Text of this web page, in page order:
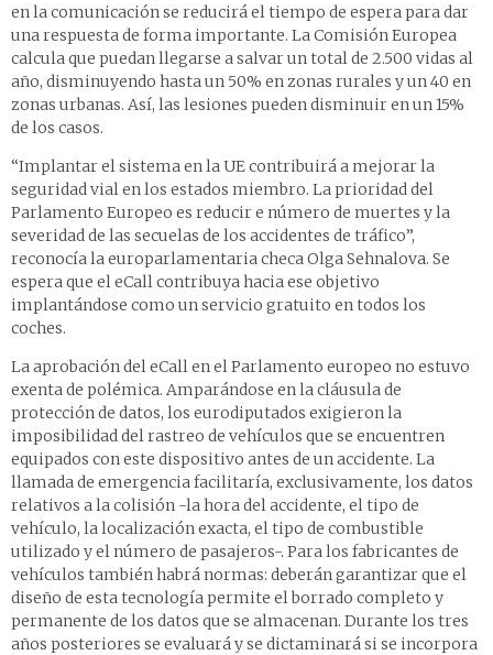
en la comunicación se reducirá el tiempo de espera para dar
una respuesta de forma importante. La Comisión Europea
calcula que puedan llegarse a salvar un total de 2.500 vidas al
año, disminuyendo hasta un 50% en zonas rurales y un 40 en
zonas urbanas. Así, las lesiones pueden disminuir en un 15%
de los casos.
“Implantar el sistema en la UE contribuirá a mejorar la
seguridad vial en los estados miembro. La prioridad del
Parlamento Europeo es reducir e número de muertes y la
severidad de las secuelas de los accidentes de tráfico”,
reconocía la europarlamentaria checa Olga Sehnalova. Se
espera que el eCall contribuya hacia ese objetivo
implantándose como un servicio gratuito en todos los
coches.
La aprobación del eCall en el Parlamento europeo no estuvo
exenta de polémica. Amparándose en la cláusula de
protección de datos, los eurodiputados exigieron la
imposibilidad del rastreo de vehículos que se encuentren
equipados con este dispositivo antes de un accidente. La
llamada de emergencia facilitaría, exclusivamente, los datos
relativos a la colisión -la hora del accidente, el tipo de
vehículo, la localización exacta, el tipo de combustible
utilizado y el número de pasajeros-. Para los fabricantes de
vehículos también habrá normas: deberán garantizar que el
diseño de esta tecnología permite el borrado completo y
permanente de los datos que se almacenan. Durante los tres
años posteriores se evaluará y se dictaminará si se incorpora